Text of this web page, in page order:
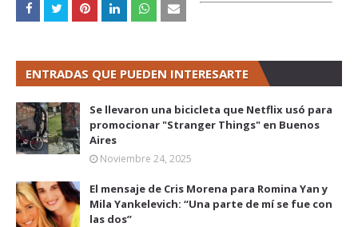
ENTRADAS QUE PUEDEN INTERESARTE
Se llevaron una bicicleta que Netflix usó para
promocionar "Stranger Things" en Buenos
Aires
Noviembre 24, 2025
El mensaje de Cris Morena para Romina Yan y
Mila Yankelevich: “Una parte de mí se fue con
las dos”